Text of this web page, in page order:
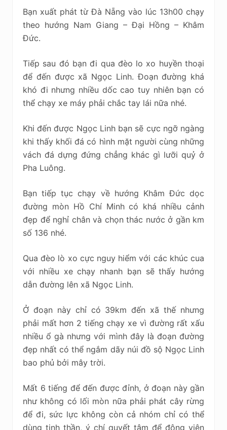
Bạn xuất phát từ Đà Nẵng vào lúc 13h00 chạy
theo hướng Nam Giang – Đại Hồng – Khâm
Đức.
Tiếp sau đó bạn đi qua đèo lo xo huyền thoại
để đến được xã Ngọc Linh. Đoạn đường khá
khó đi nhưng nhiều dốc cao tuy nhiên bạn có
thể chạy xe máy phải chắc tay lái nữa nhé.
Khi đến được Ngọc Linh bạn sẽ cực ngỡ ngàng
khi thấy khối đá có hình mặt người cùng những
vách đá dựng đứng chẳng khác gì lưỡi quỷ ở
Pha Luông.
Bạn tiếp tục chạy về hướng Khâm Đức dọc
đường mòn Hồ Chí Minh có khá nhiều cảnh
đẹp để nghỉ chân và chọn thác nước ở gần km
số 136 nhé.
Qua đèo lò xo cực nguy hiểm với các khúc cua
với nhiều xe chạy nhanh bạn sẽ thấy hướng
dẫn đường lên xã Ngọc Linh.
Ở đoạn này chỉ có 39km đến xã thế nhưng
phải mất hơn 2 tiếng chạy xe vì đường rất xấu
nhiều ổ gà nhưng với mình đây là đoạn đường
đẹp nhất có thể ngắm dãy núi đồ sộ Ngọc Linh
bao phủ bởi mây trời.
Mất 6 tiếng để đến được đỉnh, ở đoạn này gần
như không có lối mòn nữa phải phát cây rừng
để đi, sức lực không còn cả nhóm chỉ có thể
dùng tinh thần, ý chí quyết tâm để động viên